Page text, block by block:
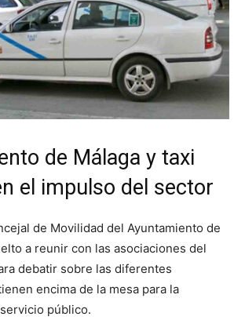
de Málaga y taxi
el impulso del sector
de Movilidad del Ayuntamiento de
a reunir con las asociaciones del
debatir sobre las diferentes
encima de la mesa para la
público.